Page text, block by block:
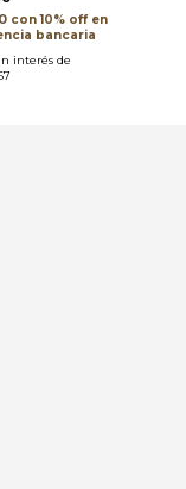
con
bancaria
interés de